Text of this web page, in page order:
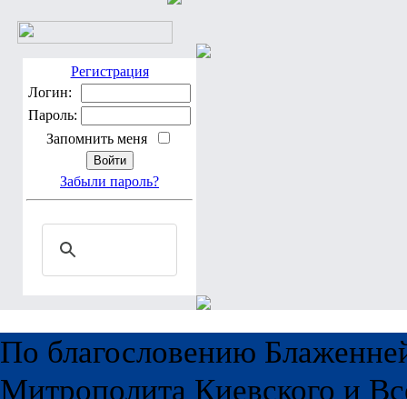
Регистрация
Логин:
Пароль:
Запомнить меня
Забыли пароль?
По благословению
Митрополита Киевского и